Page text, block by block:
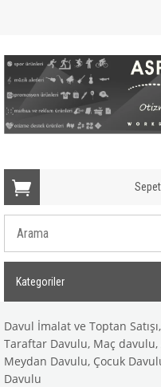
Kategoriler
Davul İmalat ve Toptan
Taraftar Davulu, Maç
Meydan Davulu, Çocuk
Davulu